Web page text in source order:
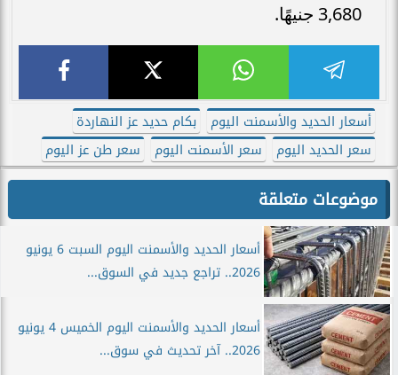
3,680 جنيهًا.
أسعار الحديد والأسمنت اليوم
بكام حديد عز النهاردة
سعر الحديد اليوم
سعر الأسمنت اليوم سعر طن عز اليوم
موضوعات متعلقة
أسعار الحديد والأسمنت اليوم السبت 6 يونيو
2026.. تراجع جديد في السوق...
أسعار الحديد والأسمنت اليوم الخميس 4 يونيو
2026.. آخر تحديث في سوق...